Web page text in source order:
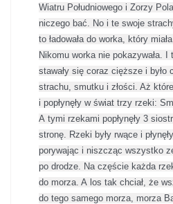
Wiatru Południowego i Zorzy
niczego bać. No i te swoje
to ładowała do worka, który
Nikomu worka nie pokazywała. I
stawały się coraz cięższe i było
strachu, smutku i złości. Aż
i popłynęły w świat trzy rzeki:
A tymi rzekami popłynęły 3
stronę. Rzeki były rwące i
porywając i niszcząc wszystko
po drodze. Na częście każda
do morza. A los tak chciał, że
do tego samego morza, morza